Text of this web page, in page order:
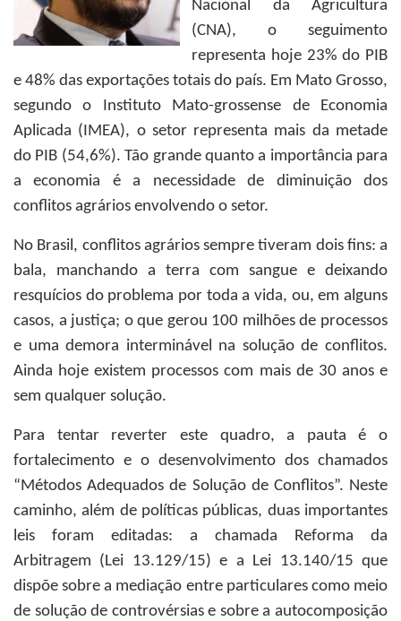
Nacional da Agricultura
(CNA), o seguimento
representa hoje 23% do PIB
e 48% das exportações totais do país. Em Mato Grosso,
segundo o Instituto Mato-grossense de Economia
Aplicada (IMEA), o setor representa mais da metade
do PIB (54,6%). Tão grande quanto a importância para
a economia é a necessidade de diminuição dos
conflitos agrários envolvendo o setor.
No Brasil, conflitos agrários sempre tiveram dois fins: a
bala, manchando a terra com sangue e deixando
resquícios do problema por toda a vida, ou, em alguns
casos, a justiça; o que gerou 100 milhões de processos
e uma demora interminável na solução de conflitos.
Ainda hoje existem processos com mais de 30 anos e
sem qualquer solução.
Para tentar reverter este quadro, a pauta é o
fortalecimento e o desenvolvimento dos chamados
“Métodos Adequados de Solução de Conflitos”. Neste
caminho, além de políticas públicas, duas importantes
leis foram editadas: a chamada Reforma da
Arbitragem (Lei 13.129/15) e a Lei 13.140/15 que
dispõe sobre a mediação entre particulares como meio
de solução de controvérsias e sobre a autocomposição